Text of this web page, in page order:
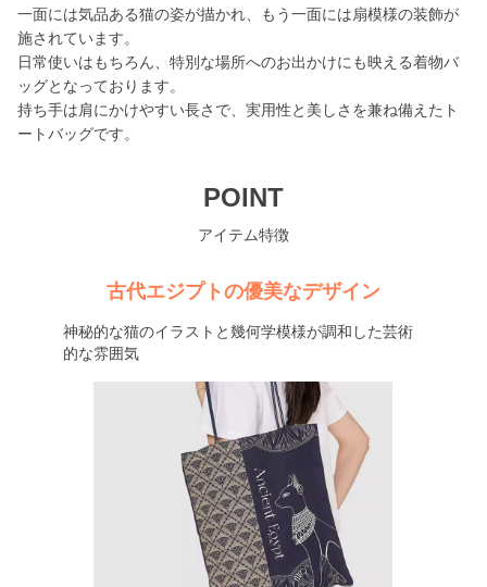
一面には気品ある猫の姿が描かれ、もう一面には扇模様の装飾が
施されています。
日常使いはもちろん、特別な場所へのお出かけにも映える着物バ
ッグとなっております。
持ち手は肩にかけやすい長さで、実用性と美しさを兼ね備えたト
ートバッグです。
POINT
アイテム特徴
古代エジプトの優美なデザイン
神秘的な猫のイラストと幾何学模様が調和した芸術
的な雰囲気